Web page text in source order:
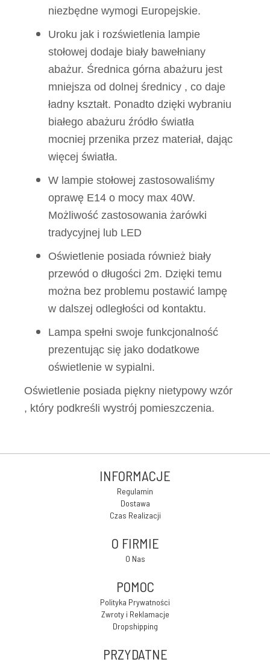
niezbędne wymogi Europejskie.
Uroku jak i rozświetlenia lampie
stołowej dodaje biały bawełniany
abażur. Średnica górna abażuru jest
mniejsza od dolnej średnicy , co daje
ładny kształt. Ponadto dzięki wybraniu
białego abażuru źródło światła
mocniej przenika przez materiał, dając
więcej światła.
W lampie stołowej zastosowaliśmy
oprawę E14 o mocy max 40W.
Możliwość zastosowania żarówki
tradycyjnej lub LED
Oświetlenie posiada również biały
przewód o długości 2m. Dzięki temu
można bez problemu postawić lampę
w dalszej odległości od kontaktu.
Lampa spełni swoje funkcjonalność
prezentując się jako dodatkowe
oświetlenie w sypialni.
Oświetlenie posiada piękny nietypowy wzór
, który podkreśli wystrój pomieszczenia.
INFORMACJE
Regulamin
Dostawa
Czas Realizacji
O FIRMIE
O Nas
POMOC
Polityka Prywatności
Zwroty i Reklamacje
Dropshipping
PRZYDATNE